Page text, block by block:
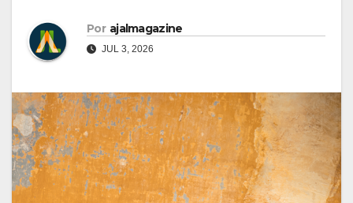
Por ajalmagazine
JUL 3, 2026